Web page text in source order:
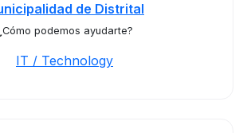
de Distrital
podemos ayudarte?
IT / Technology